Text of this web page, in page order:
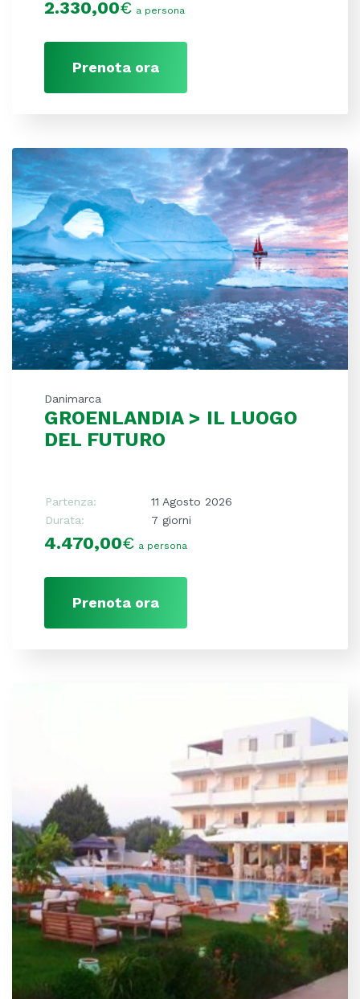
2.330,00€ a persona
Prenota ora
Danimarca
GROENLANDIA > IL LUOGO
DEL FUTURO
Partenza:
11 Agosto 2026
Durata:
7 giorni
4.470,00€ a persona
Prenota ora